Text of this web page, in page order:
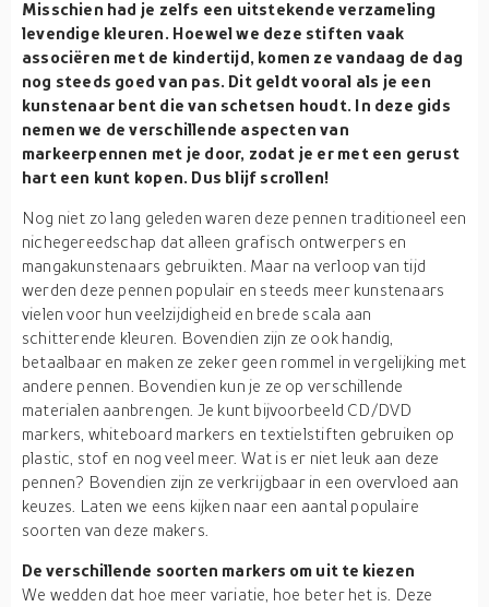
Misschien had je zelfs een uitstekende verzameling
levendige kleuren. Hoewel we deze stiften vaak
associëren met de kindertijd, komen ze vandaag de dag
nog steeds goed van pas. Dit geldt vooral als je een
kunstenaar bent die van schetsen houdt. In deze gids
nemen we de verschillende aspecten van
markeerpennen met je door, zodat je er met een gerust
hart een kunt kopen. Dus blijf scrollen!
Nog niet zo lang geleden waren deze pennen traditioneel een
nichegereedschap dat alleen grafisch ontwerpers en
mangakunstenaars gebruikten. Maar na verloop van tijd
werden deze pennen populair en steeds meer kunstenaars
vielen voor hun veelzijdigheid en brede scala aan
schitterende kleuren. Bovendien zijn ze ook handig,
betaalbaar en maken ze zeker geen rommel in vergelijking met
andere pennen. Bovendien kun je ze op verschillende
materialen aanbrengen. Je kunt bijvoorbeeld CD/DVD
markers, whiteboard markers en textielstiften gebruiken op
plastic, stof en nog veel meer. Wat is er niet leuk aan deze
pennen? Bovendien zijn ze verkrijgbaar in een overvloed aan
keuzes. Laten we eens kijken naar een aantal populaire
soorten van deze makers.
De verschillende soorten markers om uit te kiezen
We wedden dat hoe meer variatie, hoe beter het is. Deze